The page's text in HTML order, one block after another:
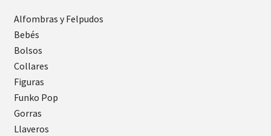
Alfombras y Felpudos
Bebés
Bolsos
Collares
Figuras
Funko Pop
Gorras
Llaveros